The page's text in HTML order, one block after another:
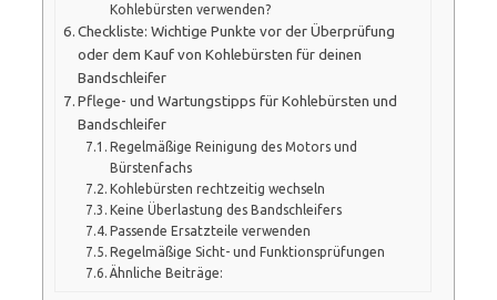
Kohlebürsten verwenden?
Checkliste: Wichtige Punkte vor der Überprüfung
oder dem Kauf von Kohlebürsten für deinen
Bandschleifer
Pflege- und Wartungstipps für Kohlebürsten und
Bandschleifer
Regelmäßige Reinigung des Motors und
Bürstenfachs
Kohlebürsten rechtzeitig wechseln
Keine Überlastung des Bandschleifers
Passende Ersatzteile verwenden
Regelmäßige Sicht- und Funktionsprüfungen
Ähnliche Beiträge: